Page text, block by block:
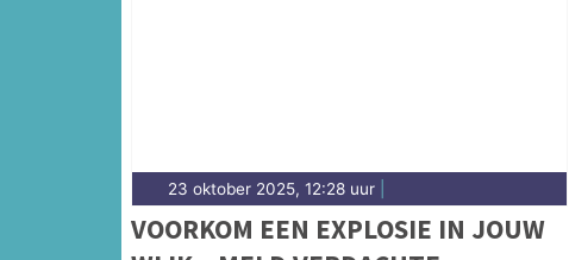
23 oktober 2025, 12:28 uur
VOORKOM EEN EXPLOSIE IN JOUW